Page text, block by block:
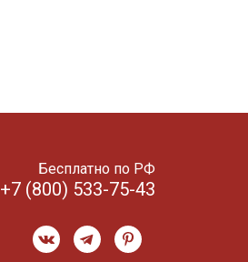
Бесплатно по РФ
+7 (800) 533-75-43